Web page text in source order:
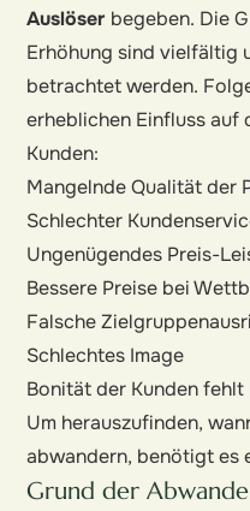
Auslöser begeben. Die
Erhöhung sind vielfältig
betrachtet werden.
erheblichen Einfluss auf
Kunden:
Mangelnde Qualität der
Schlechter
Ungenügendes Preis-
Bessere Preise bei
Falsche
Schlechtes Image
Bonität der Kunden fehlt
Um herauszufinden,
abwandern, benötigt es
Grund der